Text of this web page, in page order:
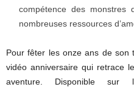
compétence des
nombreuses ressources
Pour fêter les onze ans de son
vidéo anniversaire qui retrace
aventure. Disponible sur